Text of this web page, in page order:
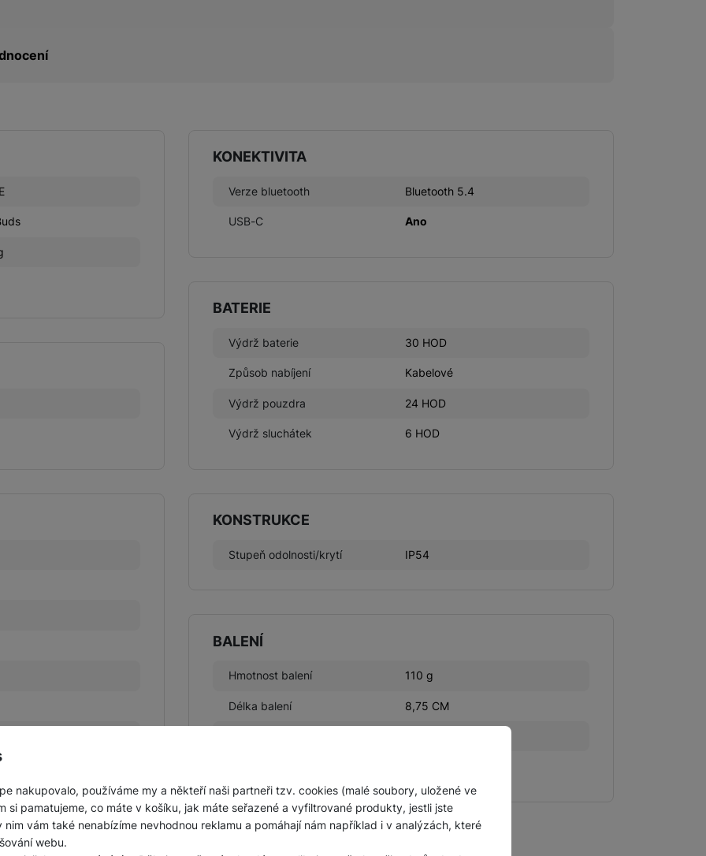
nakupovalo, používáme my a někteří naši partneři tzv. cookies (malé soubory, uložené ve
si pamatujeme, co máte v košíku, jak máte seřazené a vyfiltrované produkty, jestli jste
nim vám také nenabízíme nevhodnou reklamu a pomáhají nám například i v analýzách, které
webu.
KONEKTIVITA
Verze bluetooth Bluetooth 5.4
USB-C Ano
BATERIE
Výdrž baterie 30 HOD
Způsob nabíjení Kabelové
Výdrž pouzdra 24 HOD
Výdrž sluchátek 6 HOD
KONSTRUKCE
Stupeň odolnosti/krytí IP54
BALENÍ
Hmotnost balení 110 g
Délka balení 8,75 CM